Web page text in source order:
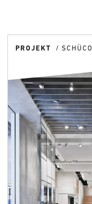
PROJEKT SCHÜCO